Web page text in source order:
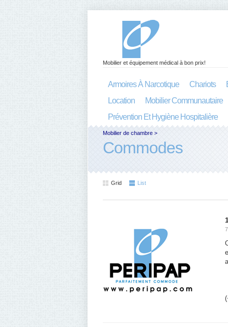
Mobilier et équipement médical à bon prix!
Armoires À Narcotique Chariots
Location
Mobilier Communautaire
Prévention Et Hygiène Hospitalière
Mobilier de chambre >
Commodes
Grid List